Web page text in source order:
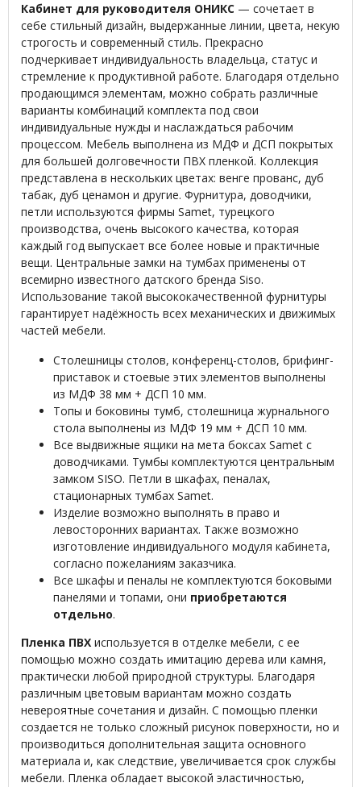
Кабинет для руководителя ОНИКС — сочетает в
себе стильный дизайн, выдержанные линии, цвета, некую
строгость и современный стиль. Прекрасно
подчеркивает индивидуальность владельца, статус и
стремление к продуктивной работе. Благодаря отдельно
продающимся элементам, можно собрать различные
варианты комбинаций комплекта под свои
индивидуальные нужды и наслаждаться рабочим
процессом. Мебель выполнена из МДФ и ДСП покрытых
для большей долговечности ПВХ пленкой. Коллекция
представлена в нескольких цветах: венге прованс, дуб
табак, дуб ценамон и другие. Фурнитура, доводчики,
петли используются фирмы Samet, турецкого
производства, очень высокого качества, которая
каждый год выпускает все более новые и практичные
вещи. Центральные замки на тумбах применены от
всемирно известного датского бренда Siso.
Использование такой высококачественной фурнитуры
гарантирует надёжность всех механических и движимых
частей мебели.
Столешницы столов, конференц-столов, брифинг-
приставок и стоевые этих элементов выполнены
из МДФ 38 мм + ДСП 10 мм.
Топы и боковины тумб, столешница журнального
стола выполнены из МДФ 19 мм + ДСП 10 мм.
Все выдвижные ящики на мета боксах Samet с
доводчиками. Тумбы комплектуются центральным
замком SISO. Петли в шкафах, пеналах,
стационарных тумбах Samet.
Изделие возможно выполнять в право и
левосторонних вариантах. Также возможно
изготовление индивидуального модуля кабинета,
согласно пожеланиям заказчика.
Все шкафы и пеналы не комплектуются боковыми
панелями и топами, они приобретаются
отдельно.
Пленка ПВХ используется в отделке мебели, с ее
помощью можно создать имитацию дерева или камня,
практически любой природной структуры. Благодаря
различным цветовым вариантам можно создать
невероятные сочетания и дизайн. С помощью пленки
создается не только сложный рисунок поверхности, но и
производиться дополнительная защита основного
материала и, как следствие, увеличивается срок службы
мебели. Пленка обладает высокой эластичностью,